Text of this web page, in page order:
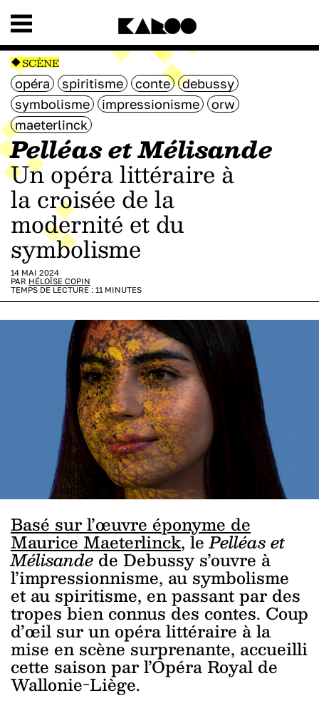
SCÈNE
opéra spiritisme conte
debussy
symbolisme
impressionisme
orw
maeterlinck
Pelléas et Mélisande
Un opéra littéraire à
la croisée de la
modernité et du
symbolisme
14 MAI 2024
PAR HÉLOÏSE COPIN
TEMPS DE LECTURE : 11 MINUTES
Basé sur l’œuvre éponyme de
Maurice Maeterlinck, lePelléas et
Mélisandede Debussy s’ouvre à
l’impressionnisme, au symbolisme
et au spiritisme, en passant par des
tropes bien connus des contes. Coup
d’œil sur un opéra littéraire à la
mise en scène surprenante, accueilli
cette saison par l’Opéra Royal de
Wallonie-Liège.